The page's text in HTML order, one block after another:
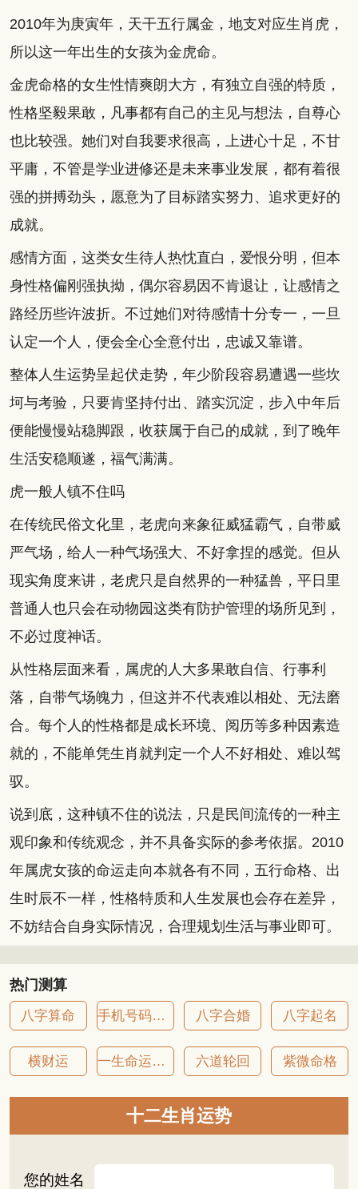
2010年为庚寅年，天干五行属金，地支对应生肖虎，
所以这一年出生的女孩为金虎命。
金虎命格的女生性情爽朗大方，有独立自强的特质，
性格坚毅果敢，凡事都有自己的主见与想法，自尊心
也比较强。她们对自我要求很高，上进心十足，不甘
平庸，不管是学业进修还是未来事业发展，都有着很
强的拼搏劲头，愿意为了目标踏实努力、追求更好的
成就。
感情方面，这类女生待人热忱直白，爱恨分明，但本
身性格偏刚强执拗，偶尔容易因不肯退让，让感情之
路经历些许波折。不过她们对待感情十分专一，一旦
认定一个人，便会全心全意付出，忠诚又靠谱。
整体人生运势呈起伏走势，年少阶段容易遭遇一些坎
坷与考验，只要肯坚持付出、踏实沉淀，步入中年后
便能慢慢站稳脚跟，收获属于自己的成就，到了晚年
生活安稳顺遂，福气满满。
虎一般人镇不住吗
在传统民俗文化里，老虎向来象征威猛霸气，自带威
严气场，给人一种气场强大、不好拿捏的感觉。但从
现实角度来讲，老虎只是自然界的一种猛兽，平日里
普通人也只会在动物园这类有防护管理的场所见到，
不必过度神话。
从性格层面来看，属虎的人大多果敢自信、行事利
落，自带气场魄力，但这并不代表难以相处、无法磨
合。每个人的性格都是成长环境、阅历等多种因素造
就的，不能单凭生肖就判定一个人不好相处、难以驾
驭。
说到底，这种镇不住的说法，只是民间流传的一种主
观印象和传统观念，并不具备实际的参考依据。2010
年属虎女孩的命运走向本就各有不同，五行命格、出
生时辰不一样，性格特质和人生发展也会存在差异，
不妨结合自身实际情况，合理规划生活与事业即可。
热门测算
八字算命 手机号码吉凶 八字合婚 八字起名
横财运 一生命运详批 六道轮回 紫微命格
十二生肖运势
您的姓名